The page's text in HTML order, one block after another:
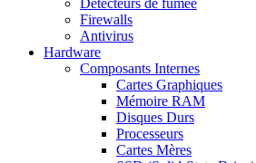
Firewalls
Antivirus
Hardware
Composants Internes
Cartes Graphiques
Mémoire RAM
Disques Durs
Processeurs
Cartes Mères